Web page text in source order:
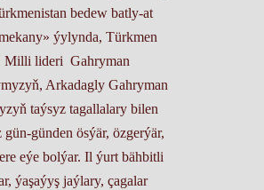
bedew batly-at
ýylynda, Türkmen
Milli lideri Gahryman
Arkadagly Gahryman
taýsyz tagallalary bilen
günden ösýär, özgerýär,
eýe bolýar. Il ýurt bähbitli
ýaşaýyş jaýlary, çagalar